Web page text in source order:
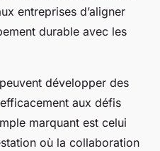
entreprises d’aligner
durable avec les
développer des
aux défis
marquant est celui
où la collaboration